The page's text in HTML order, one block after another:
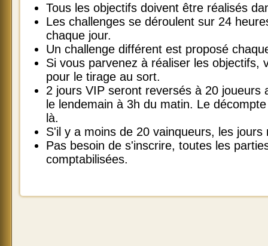
Tous les objectifs doivent être réalisés
Les challenges se déroulent sur 24
chaque jour.
Un challenge différent est proposé
Si vous parvenez à réaliser les objectifs,
pour le tirage au sort.
2 jours VIP seront reversés à 20 joueurs
le lendemain à 3h du matin. Le
là.
S'il y a moins de 20 vainqueurs, les
Pas besoin de s'inscrire, toutes les
comptabilisées.